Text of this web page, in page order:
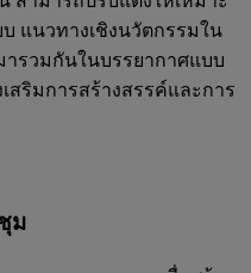
แนวทางเชิงนวัตกรรมใน
รวมกันในบรรยากาศแบบ
สริมการสร้างสรรค์และการ
ม